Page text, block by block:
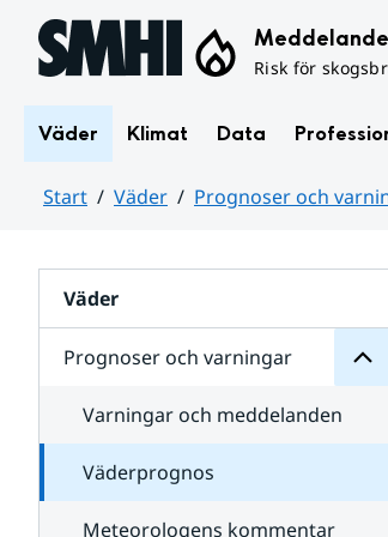
Hoppa till sidans innehåll Meddelande
Risk för
Väder Klimat Data
Start Väder Prognoser och
Väder
Prognoser och varningar
för
Varningar och meddelanden
Väderprognos
Meteorologens kommentar